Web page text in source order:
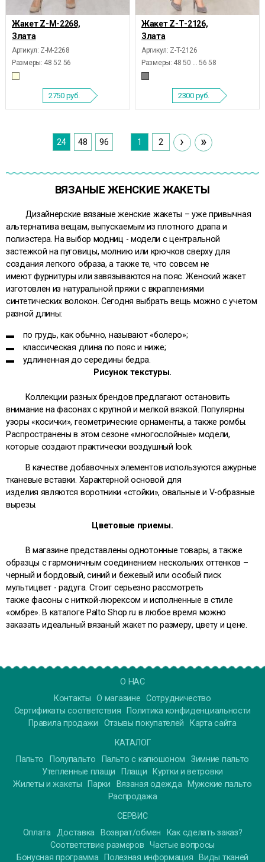
Жакет Z-М-2268,
Злата
Артикул: Z-М-2268
Размеры: 48 52 56
2750 руб.
Жакет Z-Т-2126,
Злата
Артикул: Z-Т-2126
Размеры: 48 50 ... 56 58
2300 руб.
24 48 96 1 2 › »
ВЯЗАНЫЕ ЖЕНСКИЕ ЖАКЕТЫ
Дизайнерские вязаные женские жакеты – уже привычная
альтернатива вещам, выпускаемым из плотного драпа и
полиэстера. На выбор модниц - модели с центральной
застежкой на пуговицы, молнию или крючков сверху для
создания легкого образа, а также те, что совсем не
имеют фурнитуры или завязываются на пояс. Женский жакет
изготовлен из натуральной пряжи с вкраплениями
синтетических волокон. Сегодня выбрать вещь можно с учетом
разной длины:
▬ по грудь, как обычно, называют «болеро»;
▬ классическая длина по пояс и ниже;
▬ удлиненная до середины бедра.
Рисунок текстуры.
Коллекции разных брендов предлагают остановить
внимание на фасонах с крупной и мелкой вязкой. Популярны
узоры «косички», геометрические орнаменты, а также ромбы.
Распространены в этом сезоне «многослойные» модели,
которые создают практически воздушный look.
В качестве добавочных элементов используются ажурные
тканевые вставки. Характерной основой для
изделия являются воротники «стойки», овальные и V-образные
вырезы.
Цветовые приемы.
В магазине представлены однотонные товары, а также
образцы с гармоничным соединением нескольких оттенков –
черный и бордовый, синий и бежевый или особый писк
мультицвет - радуга. Стоит серьезно рассмотреть
также фасоны с ниткой-люрексом и исполненные в стиле
«омбре». В каталоге Palto Shop.ru в любое время можно
заказать идеальный вязаный жакет по размеру, цвету и цене.
О НАС
Контакты
О магазине Сотрудничество
Сертификаты соответствия
Политика конфиденциальности
Правила продажи
Отзывы покупателей
Карта сайта
КАТАЛОГ
Пальто
Полупальто Пальто с капюшоном
Зимние пальто
Утепленные плащи
Плащи
Куртки и ветровки
Жилеты и жакеты
Парки Вязаная одежда
Мужские пальто
Распродажа
СЕРВИС
Оплата Доставка Возврат/обмен
Как сделать заказ?
Соответствие размеров
Частые вопросы
Бонусная программа
Полезная информация Виды тканей